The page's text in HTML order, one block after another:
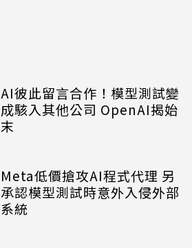
AI彼此留言合作！模型測試變
成駭入其他公司 OpenAI揭始
末
Meta低價搶攻AI程式代理 另
承認模型測試時意外入侵外部
系統